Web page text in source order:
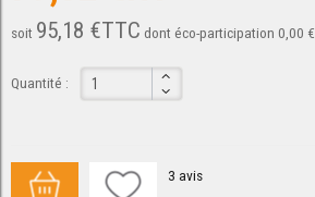
soit 95,18 €TTC dont éco-participation 0,00 €
Quantité :
3 avis